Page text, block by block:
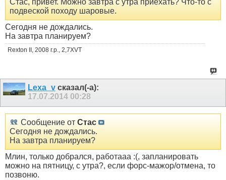
Стас, привет. Можно завтра с утра приехать? Что-то с
подвеской походу шаровые.
Сегодня не дождались.
На завтра планируем?
Rexton II, 2008 г.р., 2,7XVT
Lexa_v сказал(-а):
17.07.2014 00:28
Сообщение от Стас
Сегодня не дождались.
На завтра планируем?
Млин, только добрался, работааа :(, запланировать
можно на пятницу, с утра?, если форс-мажор/отмена, то
позвоню.